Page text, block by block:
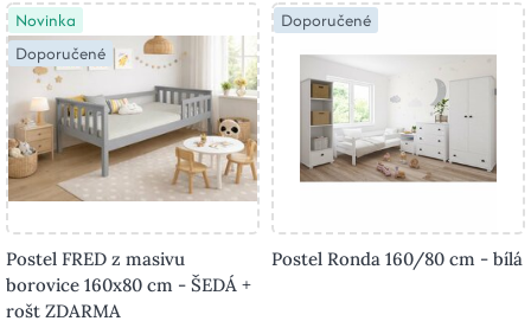
Novinka
Doporučené
Postel FRED z masivu
borovice 160x80 cm - ŠEDÁ +
rošt ZDARMA
Doporučené
Postel Ronda 160/80 cm - bílá